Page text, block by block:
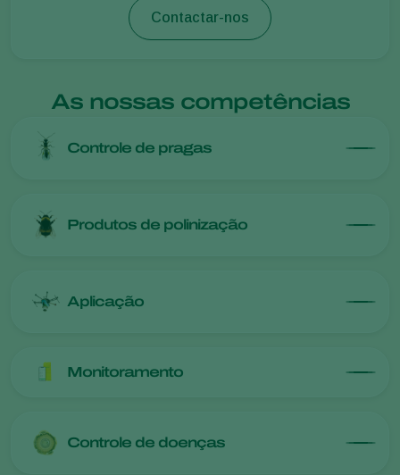
Contactar-nos
As nossas competências
Controle de pragas
Produtos de polinização
Aplicação
Monitoramento
Controle de doenças